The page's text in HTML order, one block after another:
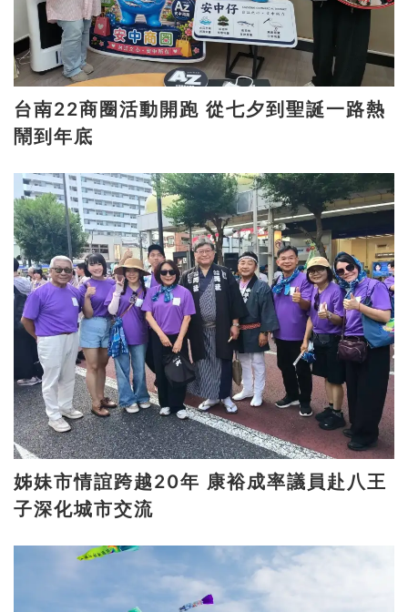
台南22商圈活動開跑 從七夕到聖誕一路熱
鬧到年底
姊妹市情誼跨越20年 康裕成率議員赴八王
子深化城市交流